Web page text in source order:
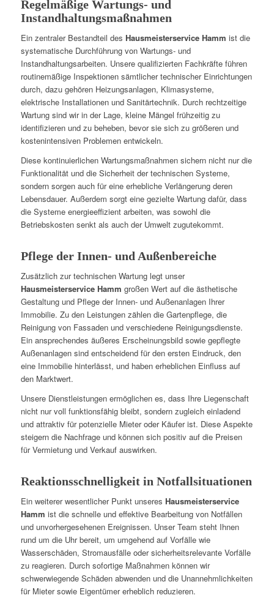
Regelmäßige Wartungs- und
Instandhaltungsmaßnahmen
Ein zentraler Bestandteil des Hausmeisterservice Hamm ist die
systematische Durchführung von Wartungs- und
Instandhaltungsarbeiten. Unsere qualifizierten Fachkräfte führen
routinemäßige Inspektionen sämtlicher technischer Einrichtungen
durch, dazu gehören Heizungsanlagen, Klimasysteme,
elektrische Installationen und Sanitärtechnik. Durch rechtzeitige
Wartung sind wir in der Lage, kleine Mängel frühzeitig zu
identifizieren und zu beheben, bevor sie sich zu größeren und
kostenintensiven Problemen entwickeln.
Diese kontinuierlichen Wartungsmaßnahmen sichern nicht nur die
Funktionalität und die Sicherheit der technischen Systeme,
sondern sorgen auch für eine erhebliche Verlängerung deren
Lebensdauer. Außerdem sorgt eine gezielte Wartung dafür, dass
die Systeme energieeffizient arbeiten, was sowohl die
Betriebskosten senkt als auch der Umwelt zugutekommt.
Pflege der Innen- und Außenbereiche
Zusätzlich zur technischen Wartung legt unser
Hausmeisterservice Hamm großen Wert auf die ästhetische
Gestaltung und Pflege der Innen- und Außenanlagen Ihrer
Immobilie. Zu den Leistungen zählen die Gartenpflege, die
Reinigung von Fassaden und verschiedene Reinigungsdienste.
Ein ansprechendes äußeres Erscheinungsbild sowie gepflegte
Außenanlagen sind entscheidend für den ersten Eindruck, den
eine Immobilie hinterlässt, und haben erheblichen Einfluss auf
den Marktwert.
Unsere Dienstleistungen ermöglichen es, dass Ihre Liegenschaft
nicht nur voll funktionsfähig bleibt, sondern zugleich einladend
und attraktiv für potenzielle Mieter oder Käufer ist. Diese Aspekte
steigern die Nachfrage und können sich positiv auf die Preisen
für Vermietung und Verkauf auswirken.
Reaktionsschnelligkeit in Notfallsituationen
Ein weiterer wesentlicher Punkt unseres Hausmeisterservice
Hamm ist die schnelle und effektive Bearbeitung von Notfällen
und unvorhergesehenen Ereignissen. Unser Team steht Ihnen
rund um die Uhr bereit, um umgehend auf Vorfälle wie
Wasserschäden, Stromausfälle oder sicherheitsrelevante Vorfälle
zu reagieren. Durch sofortige Maßnahmen können wir
schwerwiegende Schäden abwenden und die Unannehmlichkeiten
für Mieter sowie Eigentümer erheblich reduzieren.